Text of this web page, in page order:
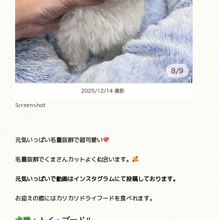
Screenshot
元気いっぱい毛量抜群で超可愛い
毛量抜群でくまさんカットよく似合います。
元気いっぱいで動画はインスタグラムにて投稿しております。
お迎えの際にはカリカリドライフードを食べれます。